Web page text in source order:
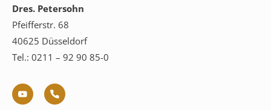
Dres. Petersohn
Pfeifferstr. 68
40625 Düsseldorf
Tel.: 0211 – 92 90 85-0